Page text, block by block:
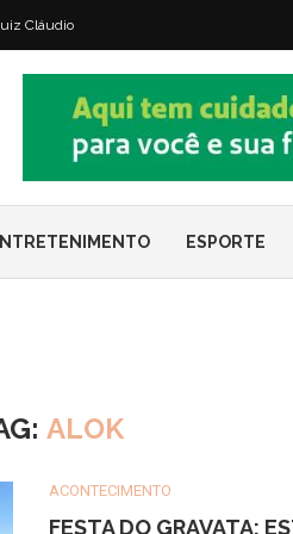
Cláudio
ESPORTE
ALOK
ACONTECIMENTO
FESTA DO GRAVATA: